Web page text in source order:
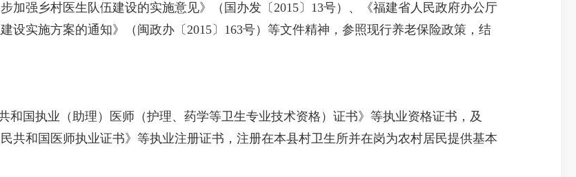
加强乡村医生队伍建设的实施意见》（国办发〔2015〕13号）、《福建省人民政府办公厅
设实施方案的通知》（闽政办〔2015〕163号）等文件精神，参照现行养老保险政策，结
国执业（助理）医师（护理、药学等卫生专业技术资格）证书》等执业资格证书，及
共和国医师执业证书》等执业注册证书，注册在本县村卫生所并在岗为农村居民提供基本